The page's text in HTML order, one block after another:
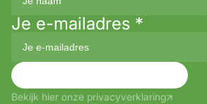
Je e-mailadres *
Bekijk hier onze privacyverklaring